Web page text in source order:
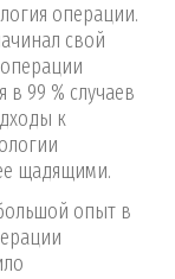
операции.
свой
99 % случаев
к
щадящими.
опыт в